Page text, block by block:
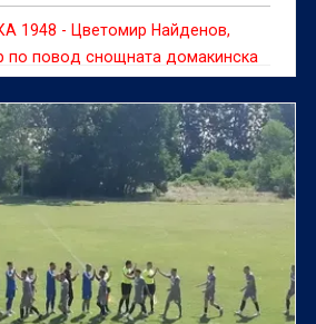
1948 - Цветомир Найденов,
по повод снощната домакинска
(Враца).